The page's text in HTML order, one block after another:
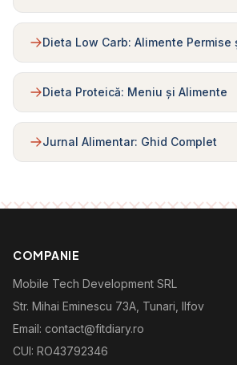
Dieta Low Carb: Alimente Permise
Dieta Proteică: Meniu și Alimente
Jurnal Alimentar: Ghid Complet
COMPANIE
Mobile Tech Development SRL
Str. Mihai Eminescu 73A, Tunari, Ilfov
Email: contact@fitdiary.ro
CUI: RO43792346